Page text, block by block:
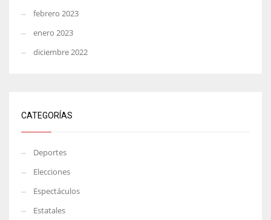
febrero 2023
enero 2023
diciembre 2022
CATEGORÍAS
Deportes
Elecciones
Espectáculos
Estatales